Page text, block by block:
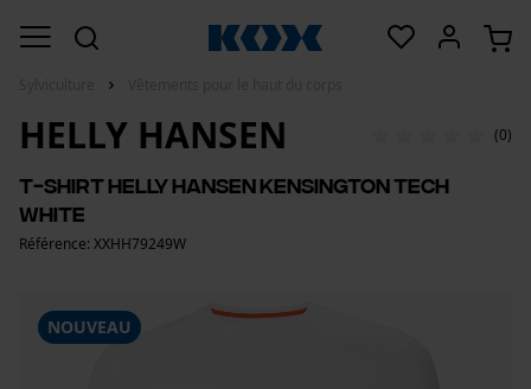
NOUVEAU
HELLY HANSEN (0)
T-shirt Helly Hansen Kensington Tech
White
Référence: XXHH79249W